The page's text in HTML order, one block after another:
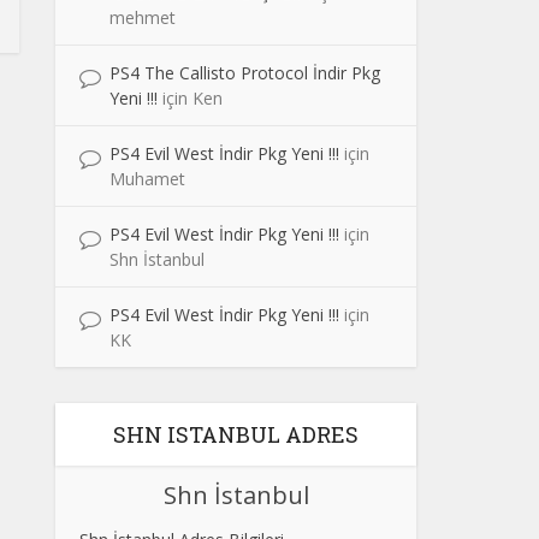
mehmet
PS4 The Callisto Protocol İndir Pkg
Yeni !!! için Ken
PS4 Evil West İndir Pkg Yeni !!! için
Muhamet
PS4 Evil West İndir Pkg Yeni !!! için
Shn İstanbul
PS4 Evil West İndir Pkg Yeni !!! için
KK
SHN ISTANBUL ADRES
Shn İstanbul